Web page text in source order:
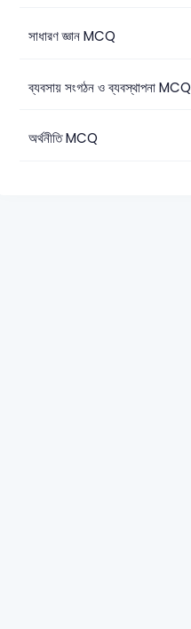
সাধারণ জ্ঞান MCQ
ব্যবসায় সংগঠন ও ব্যবস্থাপনা MCQ
অর্থনীতি MCQ